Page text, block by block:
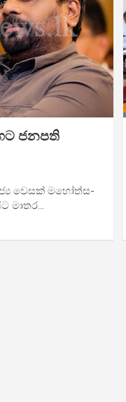
ජනපති
වෙසක් මහෝ­ත්ස­
මාතර…